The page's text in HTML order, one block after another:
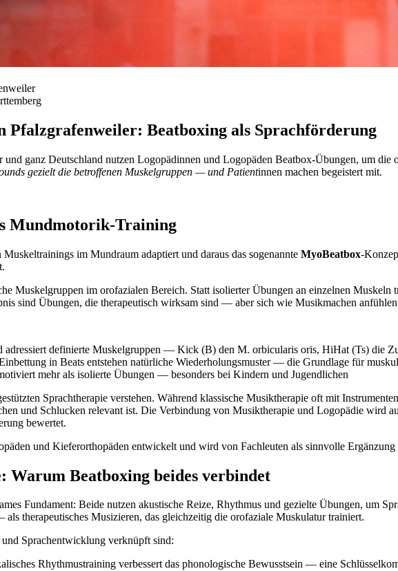
Beatboxing als Sprachförderung
ganz Deutschland nutzen Logopädinnen und Logopäden Beatbox-Übungen, um die
gezielt die betroffenen Muskelgruppen — und Patientinnen machen begeistert mit.
Mundmotorik-Training
im Mundraum adaptiert und daraus das sogenannte MyoBeatbox-
Muskelgruppen im orofazialen Bereich. Statt isolierter Übungen an einzelnen
sind Übungen, die therapeutisch wirksam sind — aber sich wie Musikmachen
adressiert definierte Muskelgruppen — Kick (B) den M. orbicularis oris, HiHat (Ts) die
in Beats entstehen natürliche Wiederholungsmuster — die Grundlage für
mehr als isolierte Übungen — besonders bei Kindern und Jugendlichen
Sprachtherapie verstehen. Während klassische Musiktherapie oft mit
und Schlucken relevant ist. Die Verbindung von Musiktherapie und Logopädie wird
bewertet.
und Kieferorthopäden entwickelt und wird von Fachleuten als sinnvolle Ergänzung
Warum Beatboxing beides verbindet
Fundament: Beide nutzen akustische Reize, Rhythmus und gezielte Übungen, um
therapeutisches Musizieren, das gleichzeitig die orofaziale Muskulatur trainiert.
Sprachentwicklung verknüpft sind:
Rhythmustraining verbessert das phonologische Bewusstsein — eine